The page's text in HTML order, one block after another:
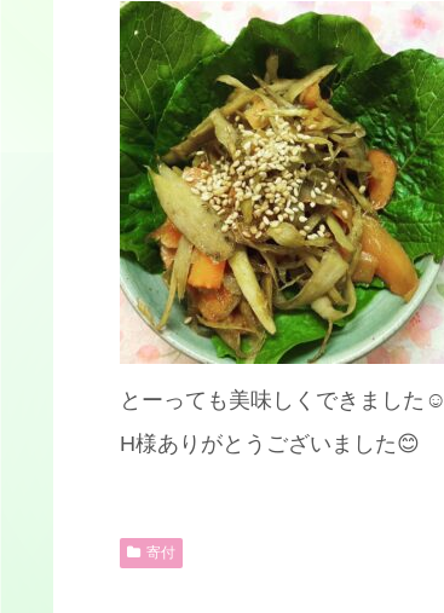
とーっても美味しくできました☺️
H様ありがとうございました😊
寄付